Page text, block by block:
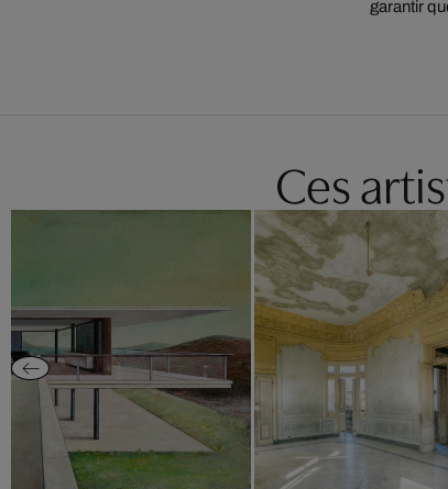
garantir
Ces